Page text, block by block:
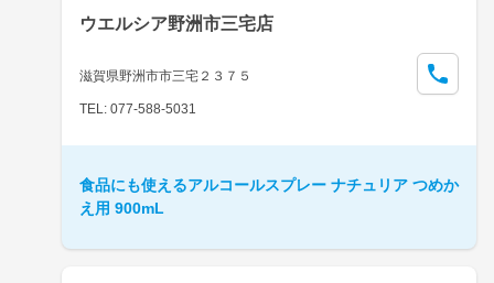
ウエルシア野洲市三宅店
滋賀県野洲市市三宅２３７５
TEL: 077-588-5031
食品にも使えるアルコールスプレー ナチュリア つめか
え用 900mL